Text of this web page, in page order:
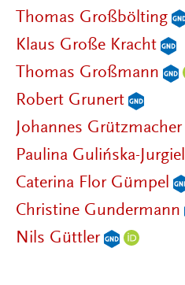
Thomas Großbölting
Klaus Große Kracht
Thomas Großmann
Robert Grunert
Johannes Grützmacher
Paulina Gulińska-Jurgiel
Caterina Flor Gümpel
Christine Gundermann
Nils Güttler